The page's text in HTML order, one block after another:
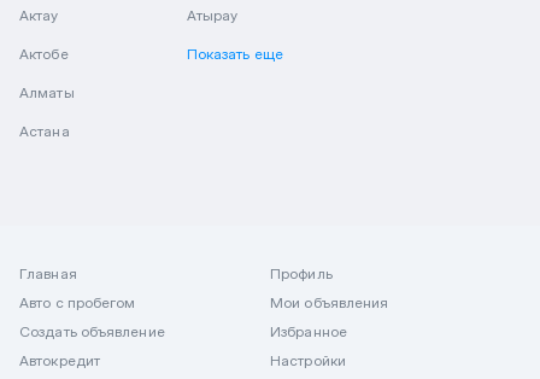
Актау
Актобе
Алматы
Астана
Атырау
Показать еще
Главная
Авто с пробегом
Создать объявление
Автокредит
Профиль
Мои объявления
Избранное
Настройки